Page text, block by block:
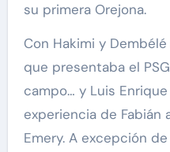
su primera Orejona.
Con Hakimi y
que presentaba el
campo… y Luis
experiencia de Fabián
Emery. A excepción